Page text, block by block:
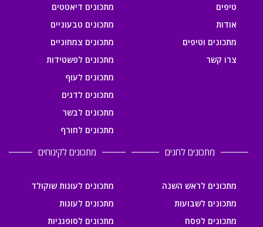
טיפים
אודות
מתכונים וטיפים
צרו קשר
מתכונים דיאטטים
מתכונים טבעוניים
מתכונים צמחוניים
מתכונים לפשטידות
מתכונים לעוף
מתכונים לדגים
מתכונים לבשר
מתכונים לחורף
מתכונים לחגים
מתכונים לראש השנה
מתכונים לשבועות
מתכונים לפסח
מתכונים לקינוחים
מתכונים לעוגות שוקולד
מתכונים לעוגות
מתכונים לסופגניות